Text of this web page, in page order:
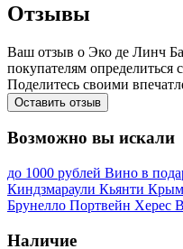
Отзывы
Ваш отзыв о Эко де Линч
покупателям определиться
Поделитесь своими
Оставить отзыв
Возможно вы искали
до 1000 рублей Вино в
Киндзмараули Кьянти
Брунелло Портвейн Херес
Наличие